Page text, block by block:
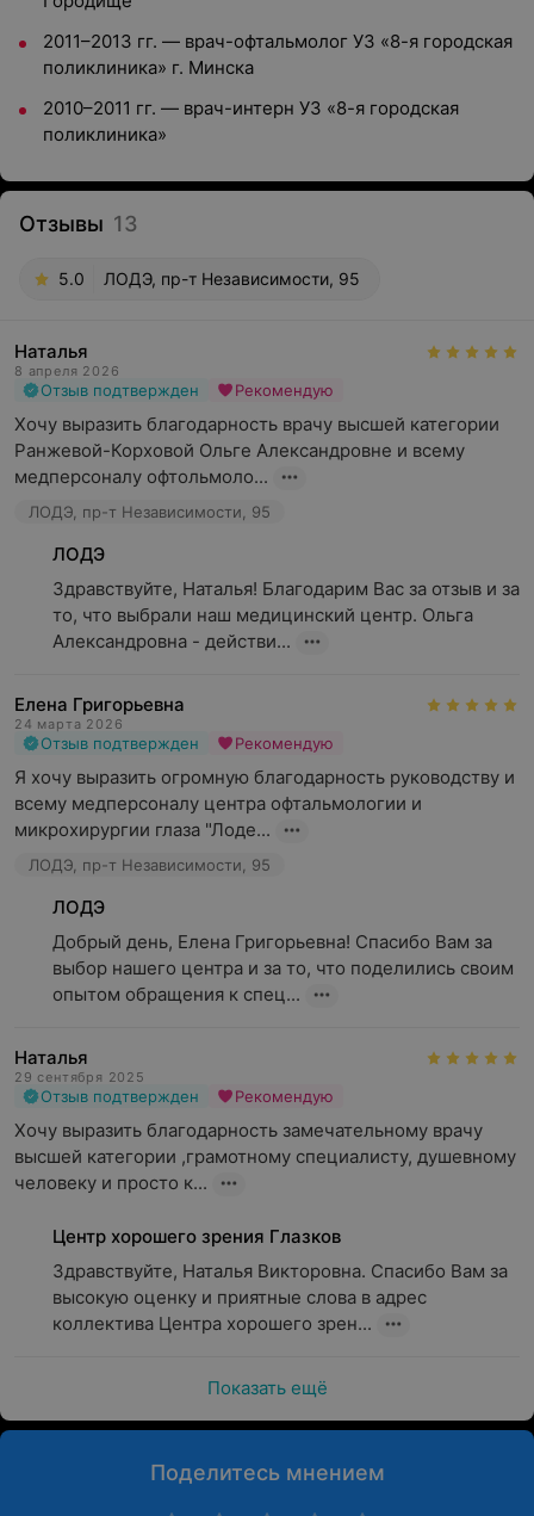
2011–2013 гг. — врач-офтальмолог УЗ «8-я городская
поликлиника» г. Минска
2010–2011 гг. — врач-интерн УЗ «8-я городская
поликлиника»
Отзывы 13
5.0 ЛОДЭ, пр-т Независимости, 95
Наталья
8 апреля 2026
Отзыв подтвержден Рекомендую
Хочу выразить благодарность врачу высшей категории
Ранжевой-Корховой Ольге Александровне и всему
медперсоналу офтольмоло...
ЛОДЭ, пр-т Независимости, 95
ЛОДЭ
Здравствуйте, Наталья! Благодарим Вас за отзыв и за
то, что выбрали наш медицинский центр. Ольга
Александровна - действи...
Елена Григорьевна
24 марта 2026
Отзыв подтвержден Рекомендую
Я хочу выразить огромную благодарность руководству и
всему медперсоналу центра офтальмологии и
микрохирургии глаза "Лоде...
ЛОДЭ, пр-т Независимости, 95
ЛОДЭ
Добрый день, Елена Григорьевна! Спасибо Вам за
выбор нашего центра и за то, что поделились своим
опытом обращения к спец...
Наталья
29 сентября 2025
Отзыв подтвержден Рекомендую
Хочу выразить благодарность замечательному врачу
высшей категории ,грамотному специалисту, душевному
человеку и просто к...
Центр хорошего зрения Глазков
Здравствуйте, Наталья Викторовна. Спасибо Вам за
высокую оценку и приятные слова в адрес
коллектива Центра хорошего зрен...
Показать ещё
Поделитесь мнением